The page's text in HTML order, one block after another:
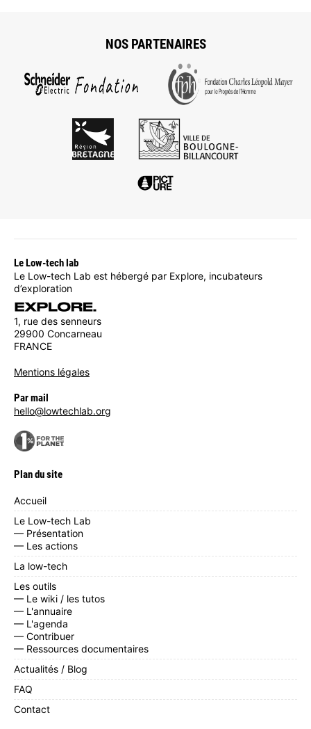
NOS PARTENAIRES
Le Low-tech lab
Le Low-tech Lab est hébergé par Explore, incubateurs
d’exploration
1, rue des senneurs
29900 Concarneau
FRANCE
Mentions légales
Par mail
hello@lowtechlab.org
Plan du site
Accueil
Le Low-tech Lab
— Présentation
— Les actions
La low-tech
Les outils
— Le wiki / les tutos
— L'annuaire
— L'agenda
— Contribuer
— Ressources documentaires
Actualités / Blog
FAQ
Contact